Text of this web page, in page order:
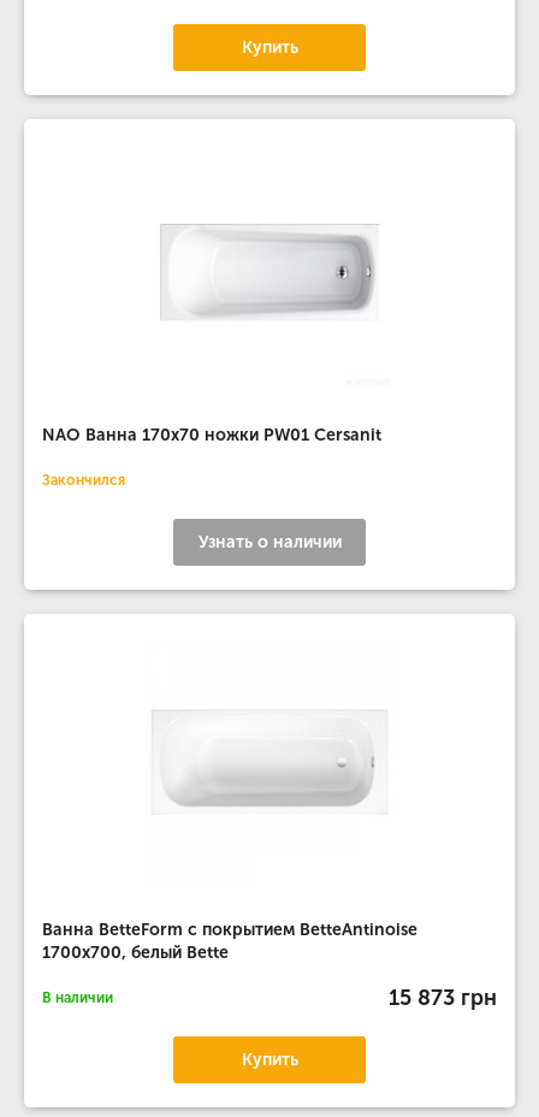
Купить
NAO Ванна 170x70 ножки PW01 Cersanit
Закончился
Узнать о наличии
Ванна BetteForm с покрытием BetteAntinoise
1700x700, белый Bette
В наличии 15 873 грн
Купить